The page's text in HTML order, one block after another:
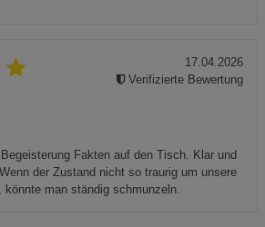
Fakten auf den Tisch. Klar und
der Zustand nicht so traurig um unsere
könnte man ständig schmunzeln.
17.04.2026
Verifizierte Bewertung